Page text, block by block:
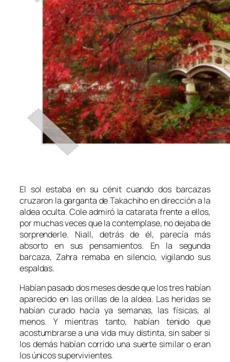
El sol estaba en su cénit cuando dos barcazas
cruzaron la garganta de Takachiho en dirección a la
aldea oculta. Cole admiró la catarata frente a ellos,
por muchas veces que la contemplase, no dejaba de
sorprenderle. Niall, detrás de él, parecía más
absorto en sus pensamientos. En la segunda
barcaza, Zahra remaba en silencio, vigilando sus
espaldas.
Habían pasado dos meses desde que los tres habían
aparecido en las orillas de la aldea. Las heridas se
habían curado hacía ya semanas, las físicas, al
menos. Y mientras tanto, habían tenido que
acostumbrarse a una vida muy distinta, sin saber si
los demás habían corrido una suerte similar o eran
los únicos supervivientes.